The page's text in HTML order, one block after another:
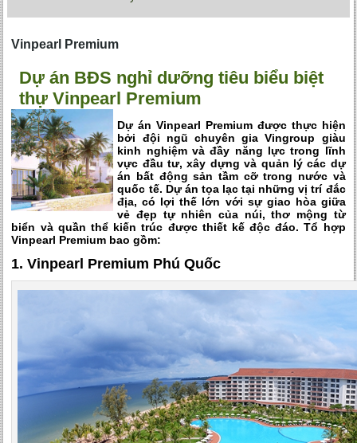
Vinpearl Premium
Dự án BĐS nghỉ dưỡng tiêu biểu biệt
thự Vinpearl Premium
Dự án Vinpearl Premium được thực hiện
bởi đội ngũ chuyên gia Vingroup giàu
kinh nghiệm và đầy năng lực trong lĩnh
vực đầu tư, xây dựng và quản lý các dự
án bất động sản tầm cỡ trong nước và
quốc tế. Dự án tọa lạc tại những vị trí đắc
địa, có lợi thế lớn với sự giao hòa giữa
vẻ đẹp tự nhiên của núi, thơ mộng từ
biển và quần thể kiến trúc được thiết kế độc đáo. Tổ hợp
Vinpearl Premium bao gồm:
1. Vinpearl Premium Phú Quốc